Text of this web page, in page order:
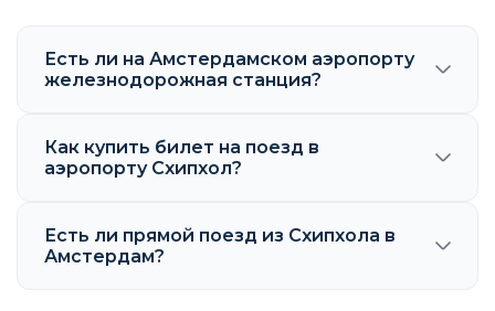
Есть ли на Амстердамском аэропорту
железнодорожная станция?
Как купить билет на поезд в
аэропорту Схипхол?
Есть ли прямой поезд из Схипхола в
Амстердам?